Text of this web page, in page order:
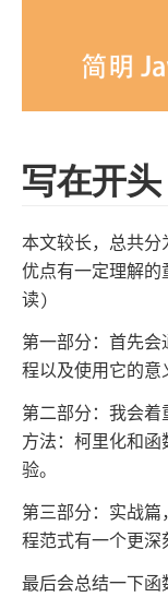
写在开头
本文较长，总共
优点有一定理解的
读)
第一部分：首先
程以及使用它的意
第二部分：我会
方法：柯里化和
验。
第三部分：实战
程范式有一个更深
最后会总结一下